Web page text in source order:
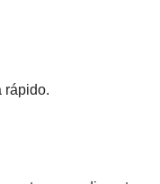
rápido.